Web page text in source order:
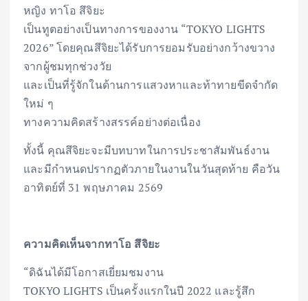
หญิง ทาโอ สึจิยะ
เป็นทูตอย่างเป็นทางการของงาน “TOKYO LIGHTS
2026” โดยคุณสึจิยะได้รับการยอมรับอย่างกว้างขวาง
จากผู้ชมทุกช่วงวัย
และเป็นที่รู้จักในด้านการแสวงหาและท้าทายขีดจำกัด
ใหม่ ๆ
ทางความคิดสร้างสรรค์อย่างต่อเนื่อง
ทั้งนี้ คุณสึจิยะจะมีบทบาทในการประชาสัมพันธ์งาน
และมีกำหนดปรากฏตัวภายในงานในวันสุดท้าย คือวัน
อาทิตย์ที่ 31 พฤษภาคม 2569
ความคิดเห็นจากทาโอ สึจิยะ
“ดิฉันได้มีโอกาสเยี่ยมชมงาน
TOKYO LIGHTS เป็นครั้งแรกในปี 2022 และรู้สึก